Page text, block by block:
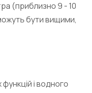
(приблизно 9 - 10
бути вищими,
і водного